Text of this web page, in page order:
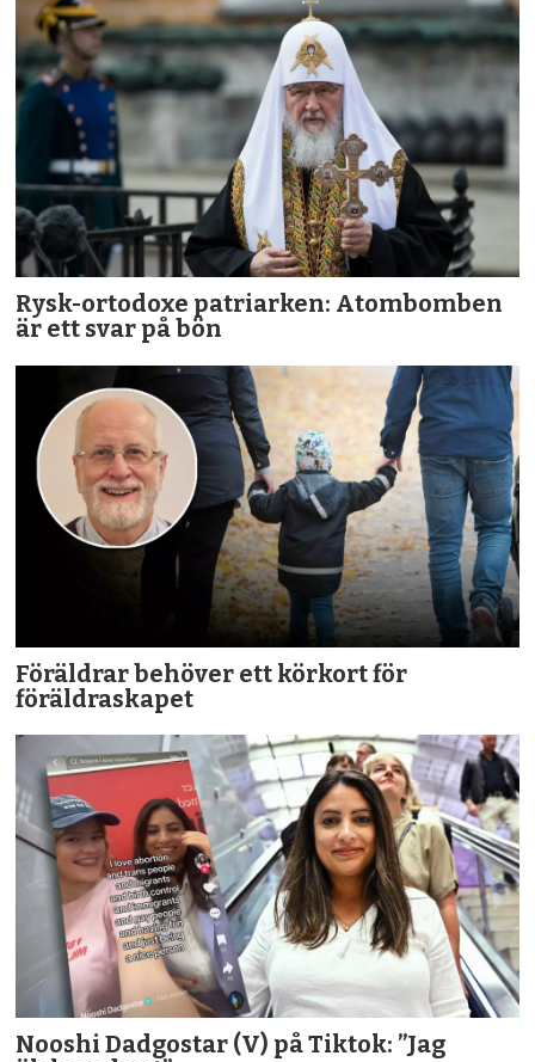
Rysk-ortodoxe patriarken: Atombomben
är ett svar på bön
Föräldrar behöver ett körkort för
föräldraskapet
Nooshi Dadgostar (V) på Tiktok: ”Jag